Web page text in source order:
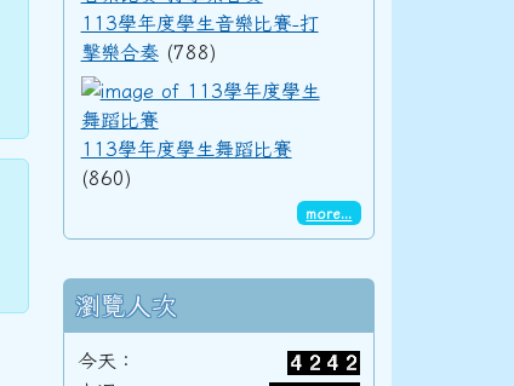
113學年度學生音樂比賽-打
擊樂合奏(788)
113學年度學生舞蹈比賽
(860)
more...
瀏覽人次
今天：